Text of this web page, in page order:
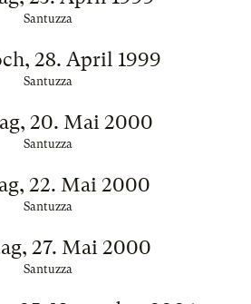
Santuzza
28. April 1999
Santuzza
20. Mai 2000
Santuzza
22. Mai 2000
Santuzza
27. Mai 2000
Santuzza